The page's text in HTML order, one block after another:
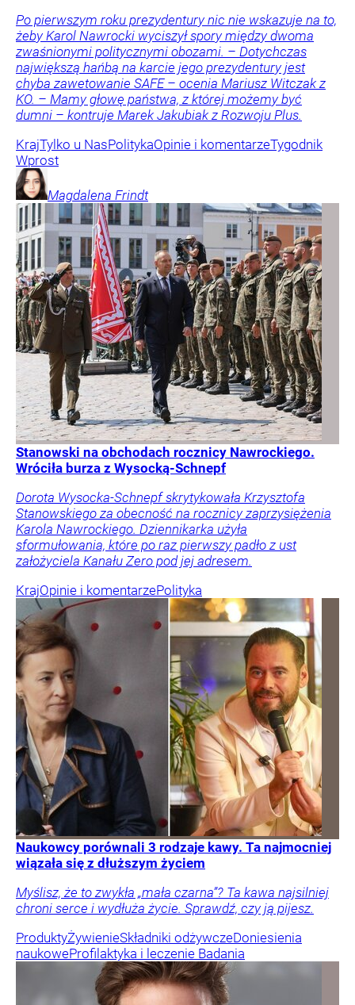
Po pierwszym roku prezydentury nic nie wskazuje na to,
żeby Karol Nawrocki wyciszył spory między dwoma
zwaśnionymi politycznymi obozami. – Dotychczas
największą hańbą na karcie jego prezydentury jest
chyba zawetowanie SAFE – ocenia Mariusz Witczak z
KO. – Mamy głowę państwa, z której możemy być
dumni – kontruje Marek Jakubiak z Rozwoju Plus.
KrajTylko u NasPolitykaOpinie i komentarzeTygodnik
Wprost
Magdalena Frindt
Stanowski na obchodach rocznicy Nawrockiego.
Wróciła burza z Wysocką-Schnepf
Dorota Wysocka-Schnepf skrytykowała Krzysztofa
Stanowskiego za obecność na rocznicy zaprzysiężenia
Karola Nawrockiego. Dziennikarka użyła
sformułowania, które po raz pierwszy padło z ust
założyciela Kanału Zero pod jej adresem.
KrajOpinie i komentarzePolityka
Naukowcy porównali 3 rodzaje kawy. Ta najmocniej
wiązała się z dłuższym życiem
Myślisz, że to zwykła „mała czarna”? Ta kawa najsilniej
chroni serce i wydłuża życie. Sprawdź, czy ją pijesz.
ProduktyŻywienieSkładniki odżywczeDoniesienia
naukoweProfilaktyka i leczenie Badania